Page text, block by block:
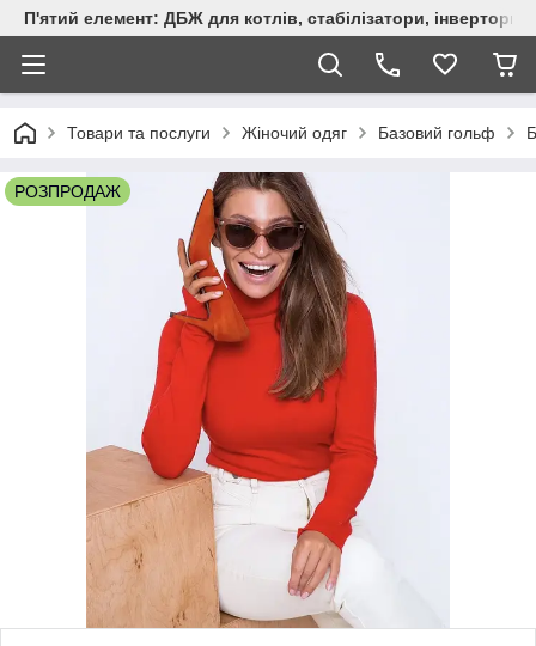
П'ятий елемент: ДБЖ для котлів, стабілізатори, інвертори,
Товари та послуги Жіночий одяг Базовий гольф
РОЗПРОДАЖ